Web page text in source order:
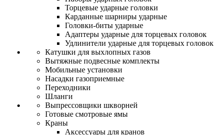
Торцевые ударные головки
Карданные шарниры ударные
Головки-биты ударные
Адаптеры ударные для торцевых головок
Удлинители ударные для торцевых головок
Катушки для выхлопных газов
Вытяжные подвесные комплекты
Мобильные установки
Насадки газоприемные
Переходники
Шланги
Выпрессовщики шкворней
Готовые смотровые ямы
Краны
Аксессуары для кранов